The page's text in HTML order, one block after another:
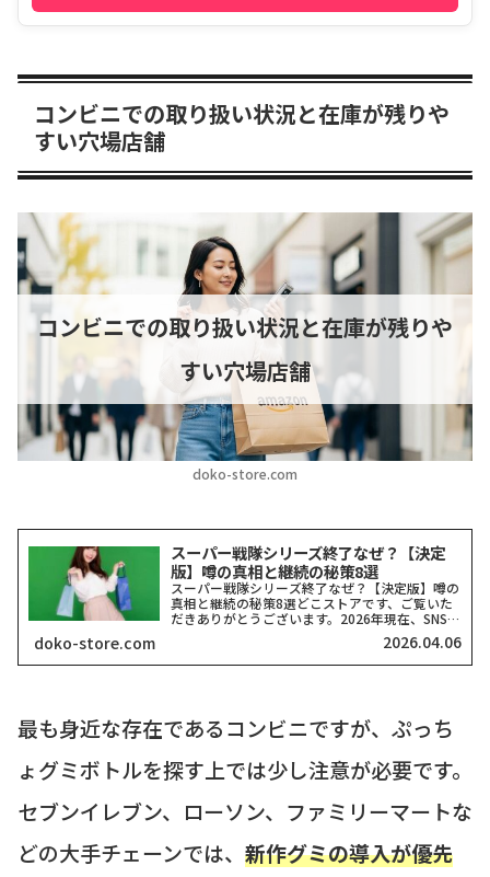
コンビニでの取り扱い状況と在庫が残りや
すい穴場店舗
doko-store.com
コンビニでの取り扱い状況と在庫が残りや
すい穴場店舗
スーパー戦隊シリーズ終了なぜ？【決定
版】噂の真相と継続の秘策8選
スーパー戦隊シリーズ終了なぜ？【決定版】噂の
真相と継続の秘策8選どこストアです、ご覧いた
だきありがとうございます。2026年現在、SNSや
ネット掲示板で「スーパー戦隊シリーズがいよい
よ終了するのではないか？」という穏やかではな
い噂を耳にする...
doko-store.com 2026.04.06
最も身近な存在であるコンビニですが、ぷっち
ょグミボトルを探す上では少し注意が必要です。
セブンイレブン、ローソン、ファミリーマートな
どの大手チェーンでは、 新作グミの導入が優先